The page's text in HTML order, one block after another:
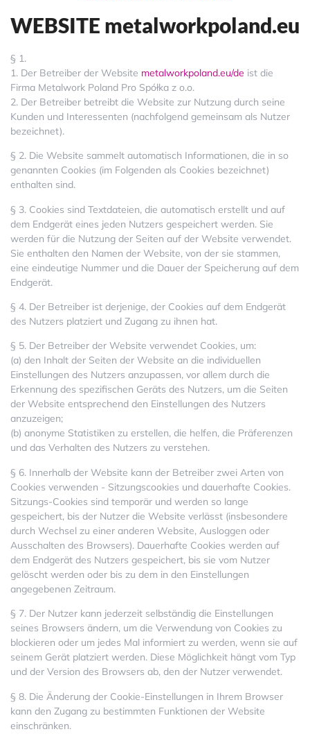
WEBSITE metalworkpoland.eu
§ 1.
1. Der Betreiber der Website metalworkpoland.eu/de ist die
Firma Metalwork Poland Pro Spółka z o.o.
2. Der Betreiber betreibt die Website zur Nutzung durch seine
Kunden und Interessenten (nachfolgend gemeinsam als Nutzer
bezeichnet).
§ 2. Die Website sammelt automatisch Informationen, die in so
genannten Cookies (im Folgenden als Cookies bezeichnet)
enthalten sind.
§ 3. Cookies sind Textdateien, die automatisch erstellt und auf
dem Endgerät eines jeden Nutzers gespeichert werden. Sie
werden für die Nutzung der Seiten auf der Website verwendet.
Sie enthalten den Namen der Website, von der sie stammen,
eine eindeutige Nummer und die Dauer der Speicherung auf dem
Endgerät.
§ 4. Der Betreiber ist derjenige, der Cookies auf dem Endgerät
des Nutzers platziert und Zugang zu ihnen hat.
§ 5. Der Betreiber der Website verwendet Cookies, um:
(a) den Inhalt der Seiten der Website an die individuellen
Einstellungen des Nutzers anzupassen, vor allem durch die
Erkennung des spezifischen Geräts des Nutzers, um die Seiten
der Website entsprechend den Einstellungen des Nutzers
anzuzeigen;
(b) anonyme Statistiken zu erstellen, die helfen, die Präferenzen
und das Verhalten des Nutzers zu verstehen.
§ 6. Innerhalb der Website kann der Betreiber zwei Arten von
Cookies verwenden - Sitzungscookies und dauerhafte Cookies.
Sitzungs-Cookies sind temporär und werden so lange
gespeichert, bis der Nutzer die Website verlässt (insbesondere
durch Wechsel zu einer anderen Website, Ausloggen oder
Ausschalten des Browsers). Dauerhafte Cookies werden auf
dem Endgerät des Nutzers gespeichert, bis sie vom Nutzer
gelöscht werden oder bis zu dem in den Einstellungen
angegebenen Zeitraum.
§ 7. Der Nutzer kann jederzeit selbständig die Einstellungen
seines Browsers ändern, um die Verwendung von Cookies zu
blockieren oder um jedes Mal informiert zu werden, wenn sie auf
seinem Gerät platziert werden. Diese Möglichkeit hängt vom Typ
und der Version des Browsers ab, den der Nutzer verwendet.
§ 8. Die Änderung der Cookie-Einstellungen in Ihrem Browser
kann den Zugang zu bestimmten Funktionen der Website
einschränken.